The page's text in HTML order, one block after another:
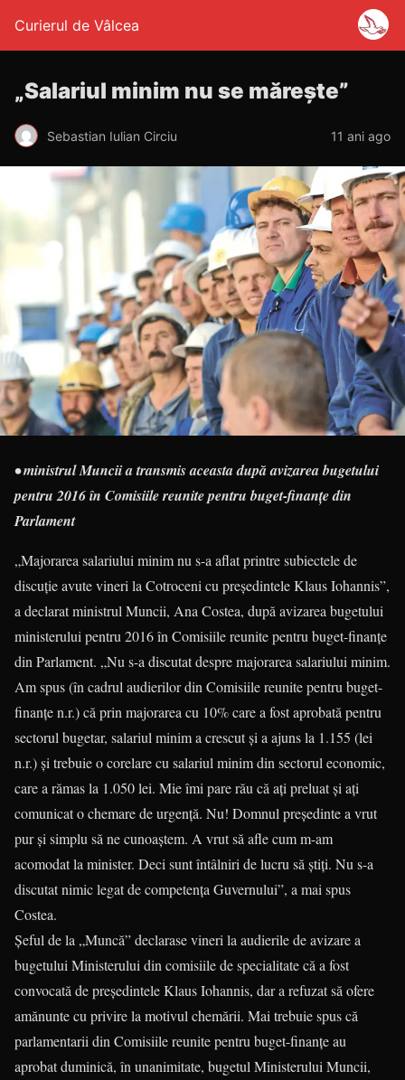
Curierul de Vâlcea
„Salariul minim nu se măreşte”
Sebastian Iulian Circiu 11 ani ago
• ministrul Muncii a transmis aceasta după avizarea bugetului
pentru 2016 în Comisiile reunite pentru buget-finanţe din
Parlament
„Majorarea salariului minim nu s-a aflat printre subiectele de
discuţie avute vineri la Cotroceni cu preşedintele Klaus Iohannis”,
a declarat ministrul Muncii, Ana Costea, după avizarea bugetului
ministerului pentru 2016 în Comisiile reunite pentru buget-finanţe
din Parlament. „Nu s-a discutat despre majorarea salariului minim.
Am spus (în cadrul audierilor din Comisiile reunite pentru buget-
finanţe n.r.) că prin majorarea cu 10% care a fost aprobată pentru
sectorul bugetar, salariul minim a crescut şi a ajuns la 1.155 (lei
n.r.) şi trebuie o corelare cu salariul minim din sectorul economic,
care a rămas la 1.050 lei. Mie îmi pare rău că aţi preluat şi aţi
comunicat o chemare de urgenţă. Nu! Domnul preşedinte a vrut
pur şi simplu să ne cunoaştem. A vrut să afle cum m-am
acomodat la minister. Deci sunt întâlniri de lucru să ştiţi. Nu s-a
discutat nimic legat de competenţa Guvernului”, a mai spus
Costea.
Şeful de la „Muncă” declarase vineri la audierile de avizare a
bugetului Ministerului din comisiile de specialitate că a fost
convocată de preşedintele Klaus Iohannis, dar a refuzat să ofere
amănunte cu privire la motivul chemării. Mai trebuie spus că
parlamentarii din Comisiile reunite pentru buget-finanţe au
aprobat duminică, în unanimitate, bugetul Ministerului Muncii,